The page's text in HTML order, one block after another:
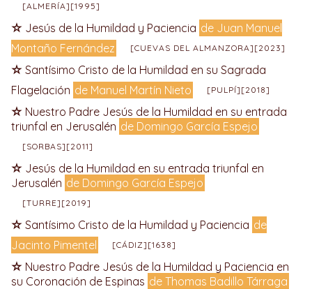
[ALMERÍA][1995]
Jesús de la Humildad y Paciencia de Juan Manuel
Montaño Fernández
[CUEVAS DEL ALMANZORA][2023]
Santísimo Cristo de la Humildad en su Sagrada
Flagelación de Manuel Martín Nieto [PULPÍ][2018]
Nuestro Padre Jesús de la Humildad en su entrada
triunfal en Jerusalén de Domingo García Espejo
[SORBAS][2011]
Jesús de la Humildad en su entrada triunfal en
Jerusalén de Domingo García Espejo
[TURRE][2019]
Santísimo Cristo de la Humildad y Paciencia de
Jacinto Pimentel
[CÁDIZ][1638]
Nuestro Padre Jesús de la Humildad y Paciencia en
su Coronación de Espinas de Thomas Badillo Tárraga